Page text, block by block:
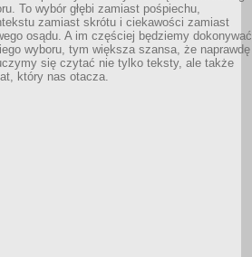
To wybór głębi zamiast pośpiechu,
zamiast skrótu i ciekawości zamiast
osądu. A im częściej będziemy dokonywać
wyboru, tym większa szansa, że naprawdę
się czytać nie tylko teksty, ale także
który nas otacza.